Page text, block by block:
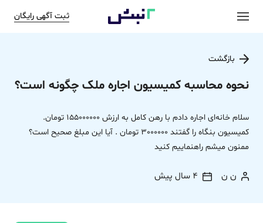
ثبت آگهی رایگان
بازگشت
نحوه محاسبه کمیسیون اجاره ملک چگونه است؟
سلام خانه‌ای اجاره دادم با رهن کامل به ارزش 155000000 تومان.
کمیسیون بنگاه را گفتند 3000000 تومان . آیا این مبلغ صحیح است؟
ممنون میشم راهنماییم کنید
ن ن 4 سال پیش